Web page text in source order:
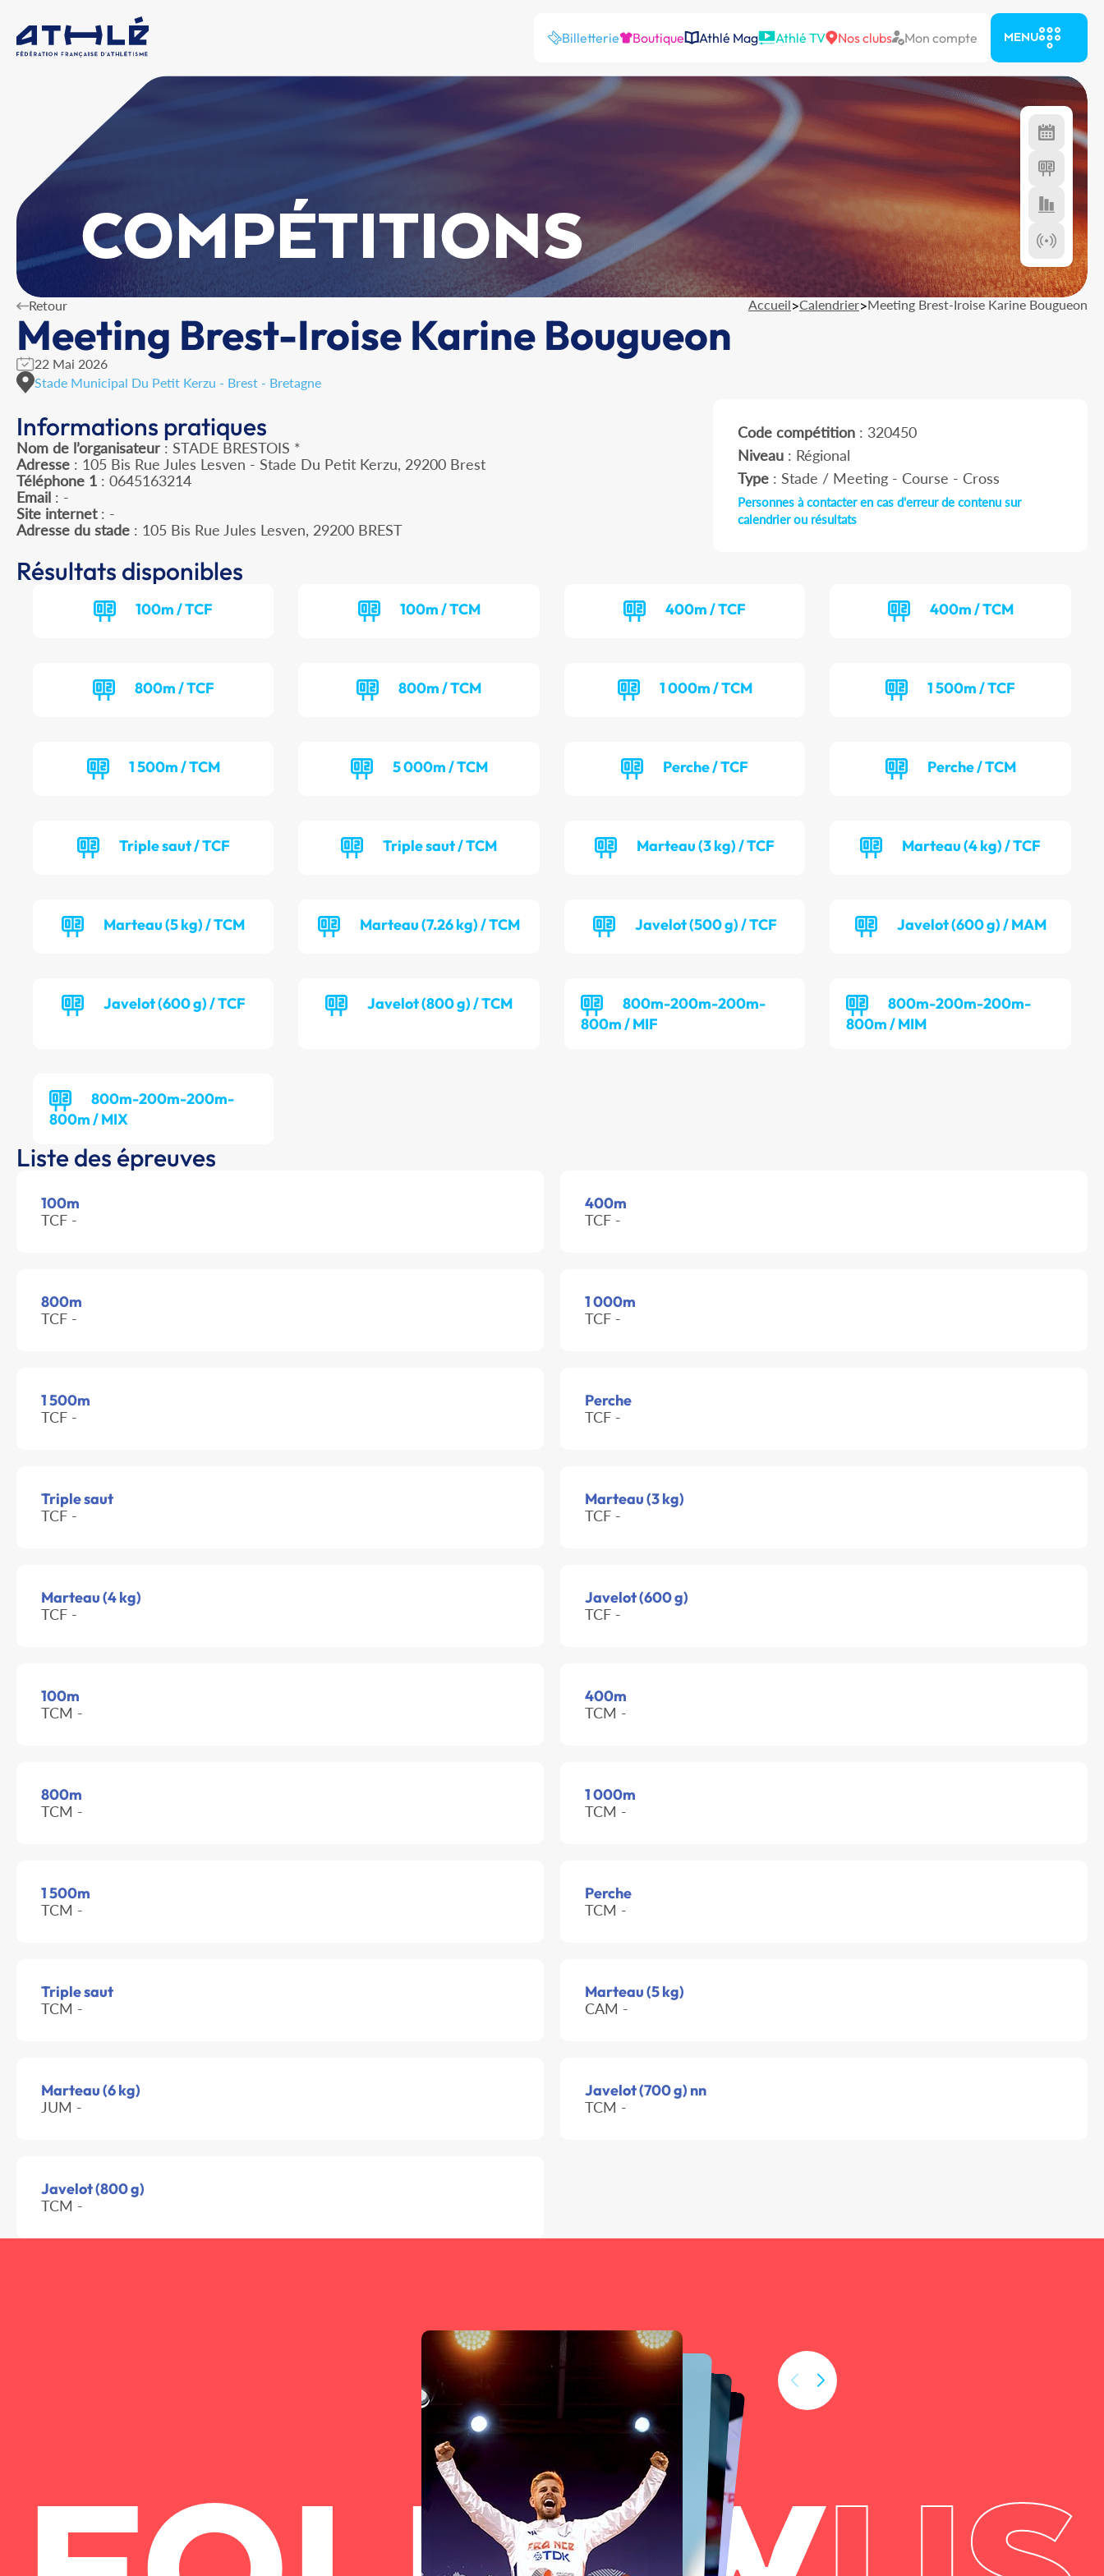
Billetterie Boutique Athlé Mag Athlé TV Nos clubs Mon compte MENU
COMPÉTITIONS
Retour Accueil>Calendrier>Meeting Brest-Iroise Karine Bougueon
Meeting Brest-Iroise Karine Bougueon
22 Mai 2026
Stade Municipal Du Petit Kerzu - Brest - Bretagne
Informations pratiques
Nom de l’organisateur : STADE BRESTOIS *
Adresse : 105 Bis Rue Jules Lesven - Stade Du Petit Kerzu, 29200 Brest
Téléphone 1 : 0645163214
Email : -
Site internet: -
Adresse du stade : 105 Bis Rue Jules Lesven, 29200 BREST
Code compétition: 320450
Niveau: Régional
Type: Stade / Meeting - Course - Cross
Personnes à contacter en cas d'erreur de contenu sur
calendrier ou résultats
Résultats disponibles
100m / TCF 100m / TCM 400m / TCF 400m / TCM
800m / TCF 800m / TCM 1 000m / TCM 1 500m / TCF
1 500m / TCM 5 000m / TCM Perche / TCF Perche / TCM
Triple saut / TCF Triple saut / TCM Marteau (3 kg) / TCF Marteau (4 kg) / TCF
Marteau (5 kg) / TCM Marteau (7.26 kg) / TCM Javelot (500 g) / TCF Javelot (600 g) / MAM
Javelot (600 g) / TCF Javelot (800 g) / TCM
800m-200m-200m-
800m / MIF
800m-200m-200m-
800m / MIM
800m-200m-200m-
800m / MIX
Liste des épreuves
100m
TCF -
400m
TCF -
800m
TCF -
1 000m
TCF -
1 500m
TCF -
Perche
TCF -
Triple saut
TCF -
Marteau (3 kg)
TCF -
Marteau (4 kg)
TCF -
Javelot (600 g)
TCF -
100m
TCM -
400m
TCM -
800m
TCM -
1 000m
TCM -
1 500m
TCM -
Perche
TCM -
Triple saut
TCM -
Marteau (5 kg)
CAM -
Marteau (6 kg)
JUM -
Javelot (700 g) nn
TCM -
Javelot (800 g)
TCM -